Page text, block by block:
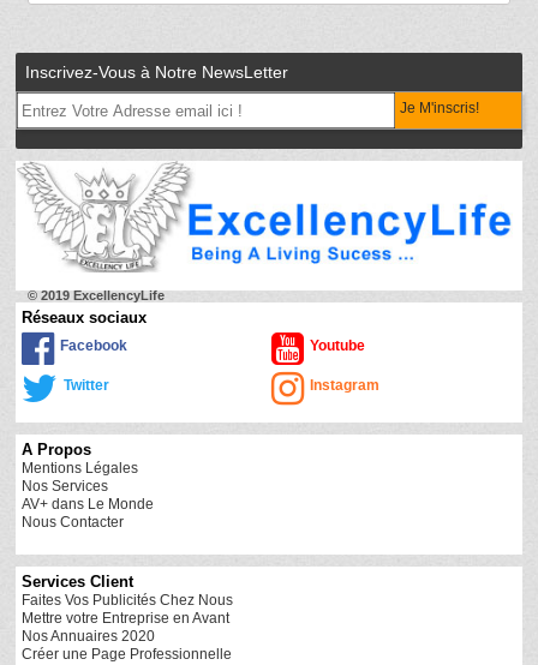
Inscrivez-Vous à Notre NewsLetter
Je M'inscris!
© 2019 ExcellencyLife
Réseaux sociaux
Facebook Youtube
Twitter Instagram
A Propos
Mentions Légales
Nos Services
AV+ dans Le Monde
Nous Contacter
Services Client
Faites Vos Publicités Chez Nous
Mettre votre Entreprise en Avant
Nos Annuaires 2020
Créer une Page Professionnelle